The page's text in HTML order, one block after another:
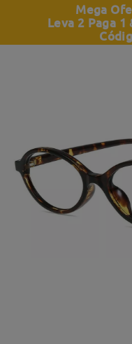
Mega
Leva 2 Paga